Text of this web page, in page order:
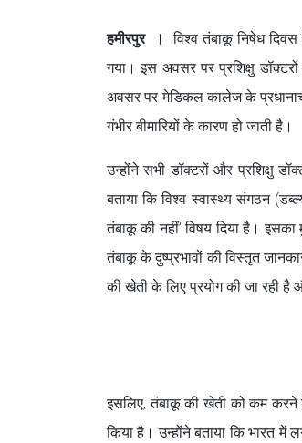
हमीरपुर ।
विश्व तंबाकू निषेध
गया। इस अवसर पर प्रशिक्षु
अवसर पर मेडिकल कालेज के
गंभीर बीमारियों के कारण हो जाती है।
उन्होंने सभी डॉक्टरों और प्रशिक्षु
बताया कि विश्व स्वास्थ्य संगठन
तंबाकू की नहीं’ विषय दिया है।
तंबाकू के दुष्प्रभावों की विस्तृत
की खेती के लिए प्रयोग की जा रही है
इसलिए, तंबाकू की खेती को कम करने के
किया है। उन्होंने बताया कि भारत